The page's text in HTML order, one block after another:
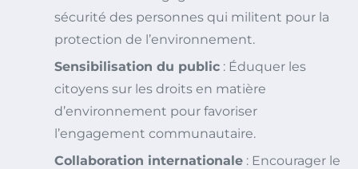
sécurité des personnes qui militent pour la
protection de l’environnement.
Sensibilisation du public : Éduquer les
citoyens sur les droits en matière
d’environnement pour favoriser
l’engagement communautaire.
Collaboration internationale : Encourager le